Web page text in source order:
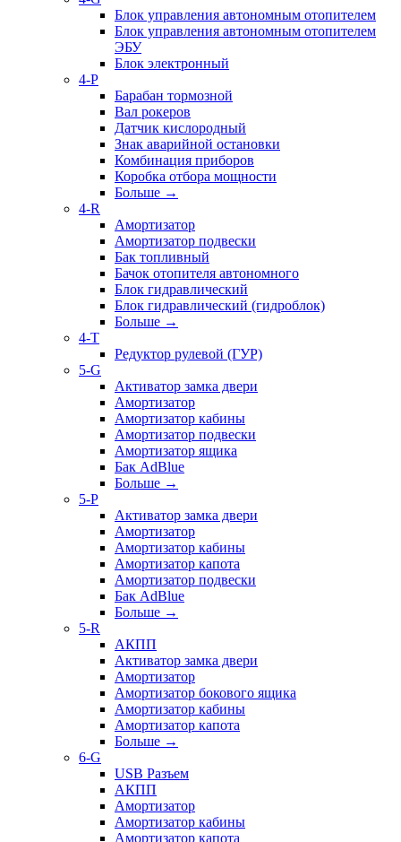
Блок управления автономным отопителем
Блок управления автономным отопителем
ЭБУ
Блок электронный
4-P
Барабан тормозной
Вал рокеров
Датчик кислородный
Знак аварийной остановки
Комбинация приборов
Коробка отбора мощности
Больше →
4-R
Амортизатор
Амортизатор подвески
Бак топливный
Бачок отопителя автономного
Блок гидравлический
Блок гидравлический (гидроблок)
Больше →
4-T
Редуктор рулевой (ГУР)
5-G
Активатор замка двери
Амортизатор
Амортизатор кабины
Амортизатор подвески
Амортизатор ящика
Бак AdBlue
Больше →
5-P
Активатор замка двери
Амортизатор
Амортизатор кабины
Амортизатор капота
Амортизатор подвески
Бак AdBlue
Больше →
5-R
АКПП
Активатор замка двери
Амортизатор
Амортизатор бокового ящика
Амортизатор кабины
Амортизатор капота
Больше →
6-G
USB Разъем
АКПП
Амортизатор
Амортизатор кабины
Амортизатор капота